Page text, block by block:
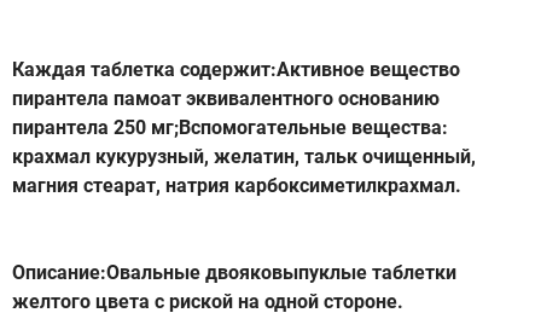
Каждая таблетка содержит:Активное вещество
пирантела памоат эквивалентного основанию
пирантела 250 мг;Вспомогательные вещества:
крахмал кукурузный, желатин, тальк очищенный,
магния стеарат, натрия карбоксиметилкрахмал.
Описание:Овальные двояковыпуклые таблетки
желтого цвета с риской на одной стороне.